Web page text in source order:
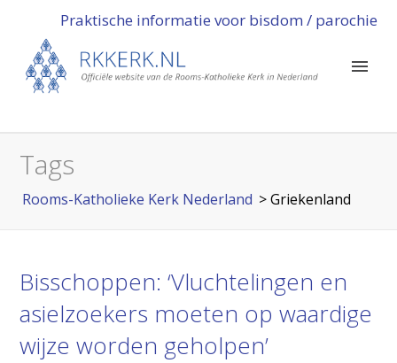
Praktische informatie voor bisdom / parochie
Tags
Rooms-Katholieke Kerk Nederland >Griekenland
Bisschoppen: ‘Vluchtelingen en
asielzoekers moeten op waardige
wijze worden geholpen’